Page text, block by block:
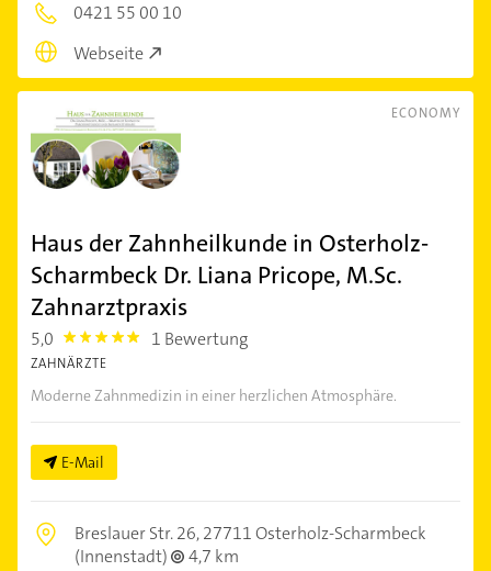
0421 55 00 10
Webseite
ECONOMY
Haus der Zahnheilkunde in Osterholz-
Scharmbeck Dr. Liana Pricope, M.Sc.
Zahnarztpraxis
5,0 5.0 1 Bewertung
ZAHNÄRZTE
Moderne Zahnmedizin in einer herzlichen Atmosphäre.
E-Mail
Breslauer Str. 26,27711 Osterholz-Scharmbeck
(Innenstadt)
4,7 km